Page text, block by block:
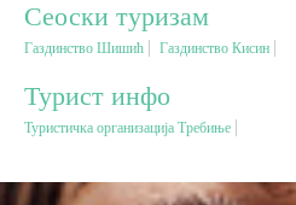
Омладински туризам
Дестинације
Списак дестинација
Сеоски туризам
Газдинство Шишић Газдинство Кисин
Турист инфо
Туристичка организација Требиње